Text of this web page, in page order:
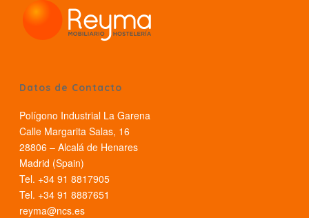
Datos de Contacto
Polígono Industrial La Garena
Calle Margarita Salas, 16
28806 – Alcalá de Henares
Madrid (Spain)
Tel. +34 91 8817905
Tel. +34 91 8887651
reyma@ncs.es